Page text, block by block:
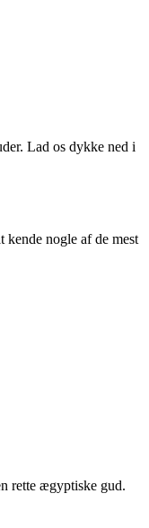
Lad os dykke ned i
nogle af de mest
rette ægyptiske gud.